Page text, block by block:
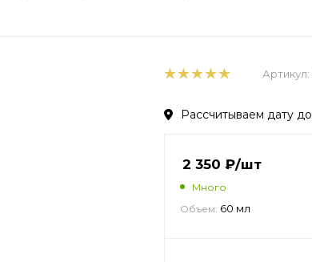
Артикул:
Рассчитываем дату
2 350 ₽/шт
Много
Объем: 60 мл